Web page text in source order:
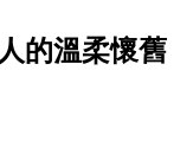
的溫柔懷舊